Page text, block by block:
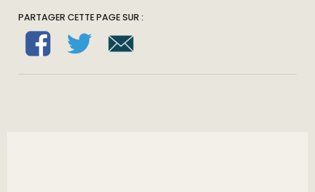
PARTAGER CETTE PAGE SUR :